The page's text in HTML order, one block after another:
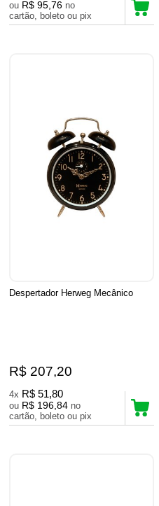
ou R$ 95,76 no
cartão, boleto ou pix
Despertador Herweg Mecânico
R$ 207,20
4x R$ 51,80
ou R$ 196,84 no
cartão, boleto ou pix